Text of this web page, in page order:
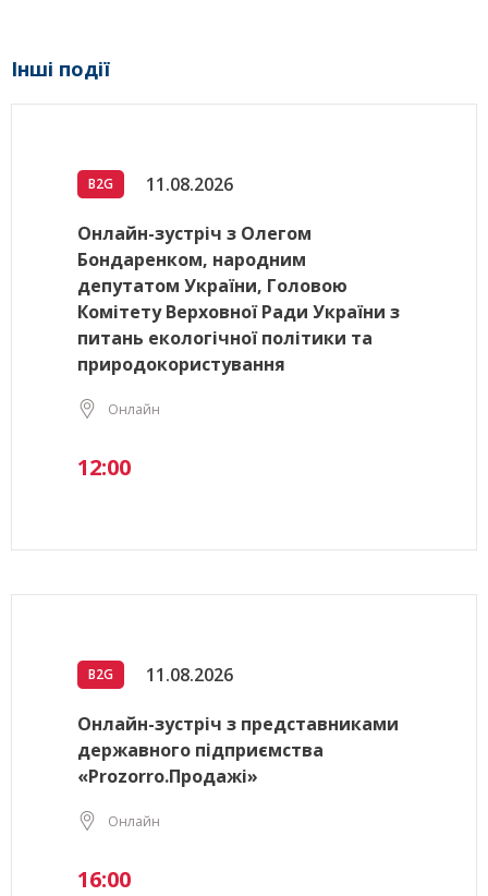
Інші події
B2G 11.08.2026
Онлайн-зустріч з Олегом
Бондаренком, народним
депутатом України, Головою
Комітету Верховної Ради України з
питань екологічної політики та
природокористування
Онлайн
12:00
B2G 11.08.2026
Онлайн-зустріч з представниками
державного підприємства
«Prozorro.Продажі»
Онлайн
16:00